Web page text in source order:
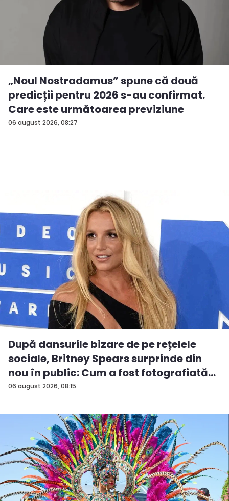
06 august 2026, 08:27
„Noul Nostradamus” spune că două
predicții pentru 2026 s-au confirmat.
Care este următoarea previziune
06 august 2026, 08:15
După dansurile bizare de pe rețelele
sociale, Britney Spears surprinde din
nou în public: Cum a fost fotografiată
î...